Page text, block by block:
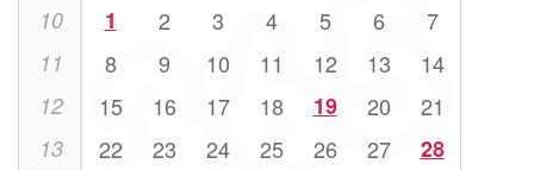
10 1 2 3 4 5 6 7
11 8 9 10 11 12 13 14
12 15 16 17 18 19 20 21
13 22 23 24 25 26 27 28